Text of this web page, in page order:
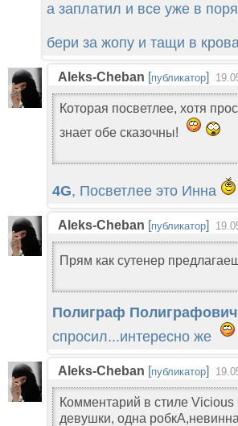
а заплатил и все уже в
бери за жопу и тащи в
Aleks-Cheban [публикатор]
Которая посветлее, хотя
знает обе сказочны!
4G, Посветлее это Инна
Aleks-Cheban [публикатор]
Прям как сутенер
Полиграф Полиграфович
спросил...интересно же
Aleks-Cheban [публикатор]
Комментарий в стиле
девушки, одна